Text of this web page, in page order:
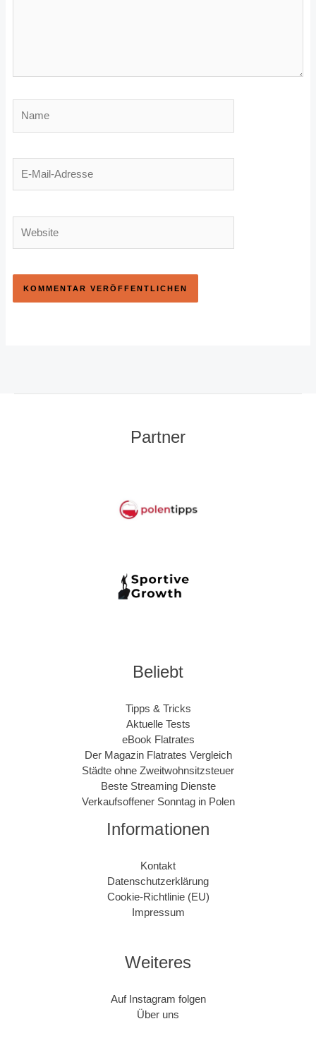
Name
E-
Mail-
Adresse
Website
Partner
Beliebt
Tipps & Tricks
Aktuelle Tests
eBook Flatrates
Der Magazin Flatrates Vergleich
Städte ohne Zweitwohnsitzsteuer
Beste Streaming Dienste
Verkaufsoffener Sonntag in Polen
Informationen
Kontakt
Datenschutzerklärung
Cookie-Richtlinie (EU)
Impressum
Weiteres
Auf Instagram folgen
Über uns